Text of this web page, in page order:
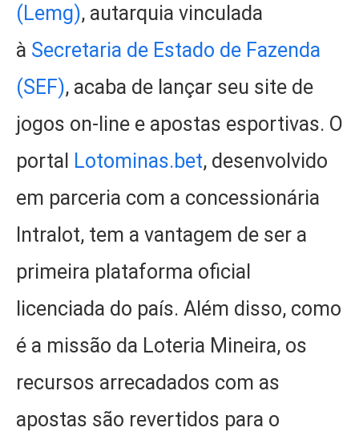
(Lemg), autarquia vinculada
à Secretaria de Estado de Fazenda
(SEF), acaba de lançar seu site de
jogos on-line e apostas esportivas. O
portal Lotominas.bet, desenvolvido
em parceria com a concessionária
Intralot, tem a vantagem de ser a
primeira plataforma oficial
licenciada do país. Além disso, como
é a missão da Loteria Mineira, os
recursos arrecadados com as
apostas são revertidos para o